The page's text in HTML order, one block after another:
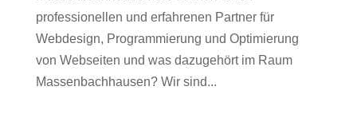
professionellen und erfahrenen Partner für
Webdesign, Programmierung und Optimierung
von Webseiten und was dazugehört im Raum
Massenbachhausen? Wir sind...